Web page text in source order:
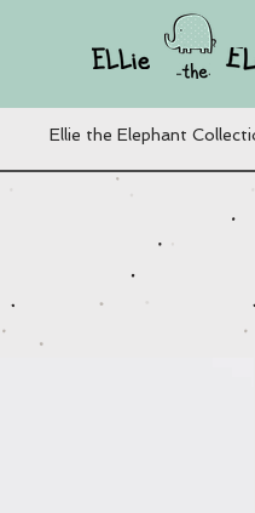
Ellie the Elephant